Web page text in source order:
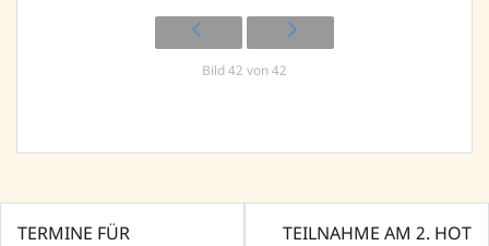
Bild 42 von 42
Beitragsnavigation
TERMINE FÜR
TEILNAHME AM 2. HOT